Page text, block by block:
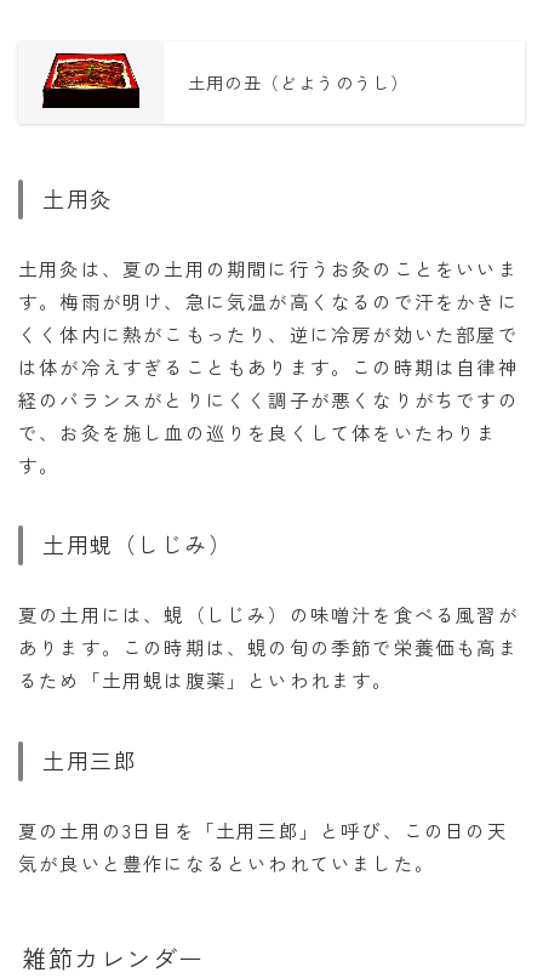
土用の丑（どようのうし）
土用灸
土用灸は、夏の土用の期間に行うお灸のことをいいま
す。梅雨が明け、急に気温が高くなるので汗をかきに
くく体内に熱がこもったり、逆に冷房が効いた部屋で
は体が冷えすぎることもあります。この時期は自律神
経のバランスがとりにくく調子が悪くなりがちですの
で、お灸を施し血の巡りを良くして体をいたわりま
す。
土用蜆（しじみ）
夏の土用には、蜆（しじみ）の味噌汁を食べる風習が
あります。この時期は、蜆の旬の季節で栄養価も高ま
るため「土用蜆は腹薬」といわれます。
土用三郎
夏の土用の3日目を「土用三郎」と呼び、この日の天
気が良いと豊作になるといわれていました。
雑節カレンダー